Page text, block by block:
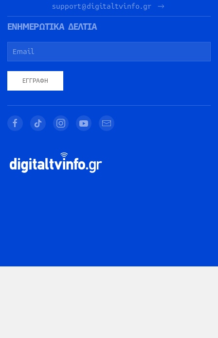
support@digitaltvinfo.gr
ΕΝΗΜΕΡΩΤΙΚΑ ΔΕΛΤΙΑ
ΕΓΓΡΑΦΉ